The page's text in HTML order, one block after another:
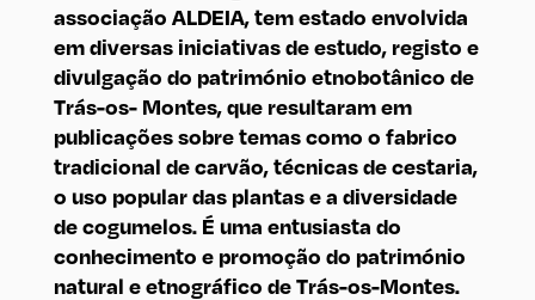
associação ALDEIA, tem estado envolvida
em diversas iniciativas de estudo, registo e
divulgação do património etnobotânico de
Trás-os- Montes, que resultaram em
publicações sobre temas como o fabrico
tradicional de carvão, técnicas de cestaria,
o uso popular das plantas e a diversidade
de cogumelos. É uma entusiasta do
conhecimento e promoção do património
natural e etnográfico de Trás-os-Montes.